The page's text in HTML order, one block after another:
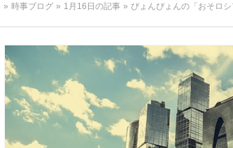
» 時事ブログ » 1月16日の記事 » ぴょんぴょんの「おそロ